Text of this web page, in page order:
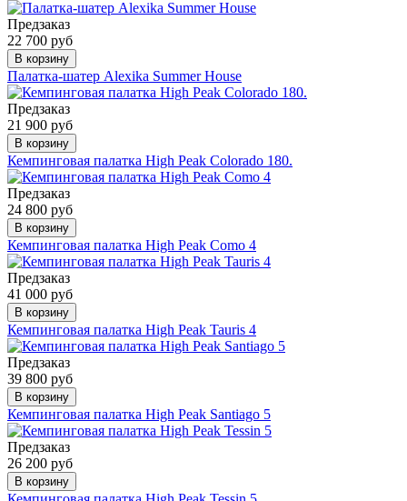
Предзаказ
22 700 руб
В корзину
Палатка-шатер Alexika Summer House
Предзаказ
21 900 руб
В корзину
Кемпинговая палатка High Peak Colorado 180.
Предзаказ
24 800 руб
В корзину
Кемпинговая палатка High Peak Como 4
Предзаказ
41 000 руб
В корзину
Кемпинговая палатка High Peak Tauris 4
Предзаказ
39 800 руб
В корзину
Кемпинговая палатка High Peak Santiago 5
Предзаказ
26 200 руб
В корзину